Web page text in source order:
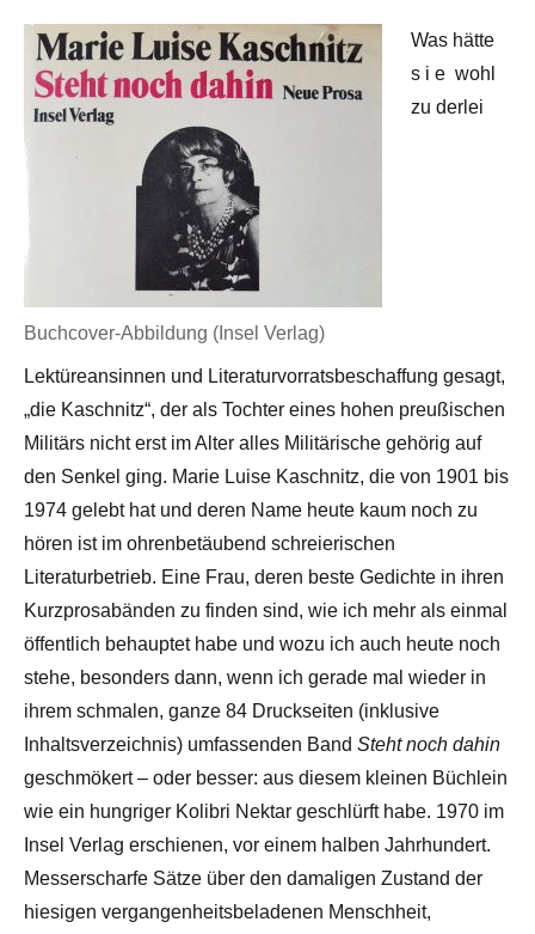
Buchcover-Abbildung (Insel Verlag)
Was hätte
s i e wohl
zu derlei
Lektüreansinnen und Literaturvorratsbeschaffung gesagt,
„die Kaschnitz“, der als Tochter eines hohen preußischen
Militärs nicht erst im Alter alles Militärische gehörig auf
den Senkel ging. Marie Luise Kaschnitz, die von 1901 bis
1974 gelebt hat und deren Name heute kaum noch zu
hören ist im ohrenbetäubend schreierischen
Literaturbetrieb. Eine Frau, deren beste Gedichte in ihren
Kurzprosabänden zu finden sind, wie ich mehr als einmal
öffentlich behauptet habe und wozu ich auch heute noch
stehe, besonders dann, wenn ich gerade mal wieder in
ihrem schmalen, ganze 84 Druckseiten (inklusive
Inhaltsverzeichnis) umfassenden Band Steht noch dahin
geschmökert – oder besser: aus diesem kleinen Büchlein
wie ein hungriger Kolibri Nektar geschlürft habe. 1970 im
Insel Verlag erschienen, vor einem halben Jahrhundert.
Messerscharfe Sätze über den damaligen Zustand der
hiesigen vergangenheitsbeladenen Menschheit,